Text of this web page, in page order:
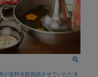
が送料全額負担させていただき